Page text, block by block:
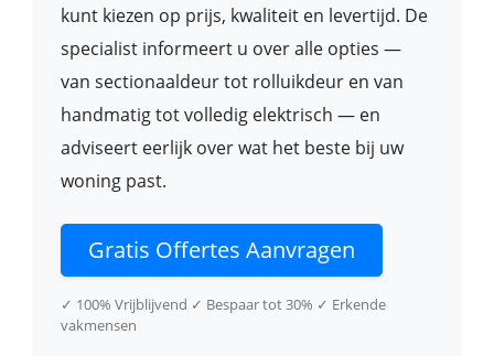
kunt kiezen op prijs, kwaliteit en levertijd. De
specialist informeert u over alle opties —
van sectionaaldeur tot rolluikdeur en van
handmatig tot volledig elektrisch — en
adviseert eerlijk over wat het beste bij uw
woning past.
Gratis Offertes Aanvragen
✓ 100% Vrijblijvend ✓ Bespaar tot 30% ✓ Erkende
vakmensen